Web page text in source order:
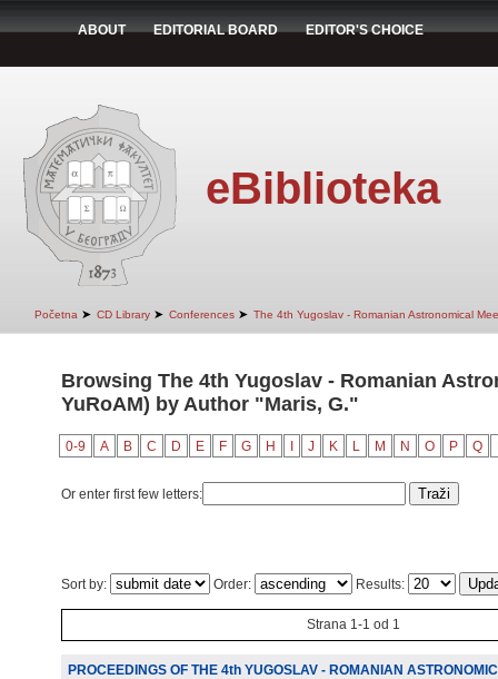
ABOUT EDITORIAL BOARD EDITOR'S CHOICE
eBiblioteka
Početna ➤ CD Library ➤ Conferences ➤ The 4th Yugoslav - Romanian Astronomical
Browsing The 4th Yugoslav - Romanian
YuRoAM) by Author "Maris, G."
0-9 A B C D E F G H J K L M N O P Q
Or enter first few letters:
Sort by: Order: Results:
Strana 1-1 od 1
PROCEEDINGS OF THE 4th YUGOSLAV - ROMANIAN